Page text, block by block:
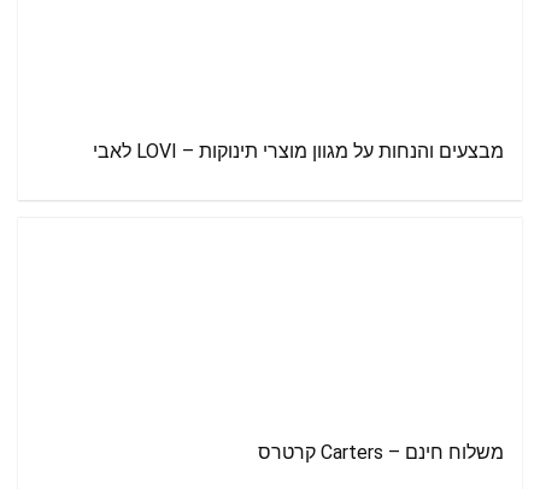
מבצעים והנחות על מגוון מוצרי תינוקות – LOVI לאבי
משלוח חינם – Carters קרטרס